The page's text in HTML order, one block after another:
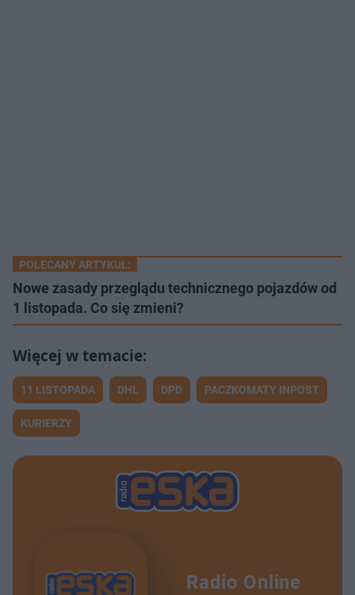
POLECANY ARTYKUŁ:
Nowe zasady przeglądu technicznego pojazdów od
1 listopada. Co się zmieni?
11 LISTOPADA DHL DPD PACZKOMATY INPOST
KURIERZY
Radio Online